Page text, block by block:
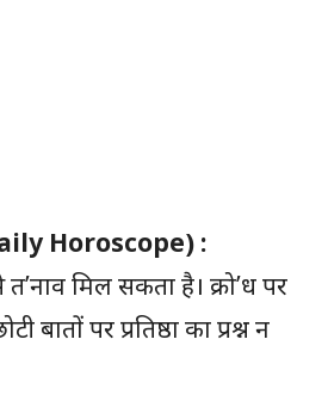
Horoscope) :
त’नाव मिल सकता है। क्रो’ध पर
बातों पर प्रतिष्ठा का प्रश्न न